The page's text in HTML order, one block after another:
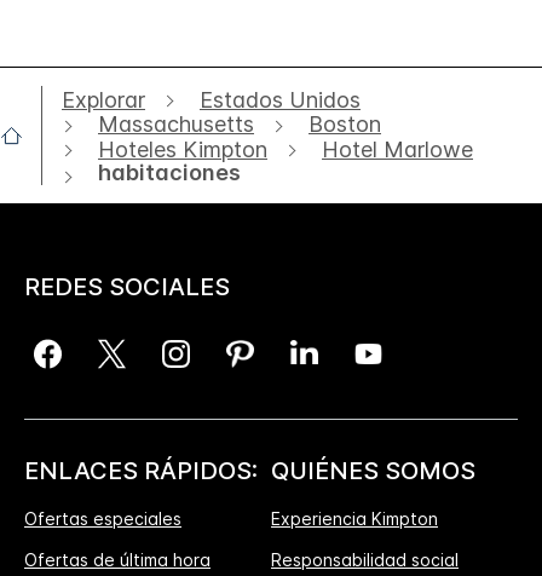
Explorar
Estados Unidos
Massachusetts
Boston
Hoteles Kimpton
Hotel Marlowe
habitaciones
REDES SOCIALES
ENLACES RÁPIDOS:
Ofertas especiales
Ofertas de última hora
QUIÉNES SOMOS
Experiencia Kimpton
Responsabilidad social